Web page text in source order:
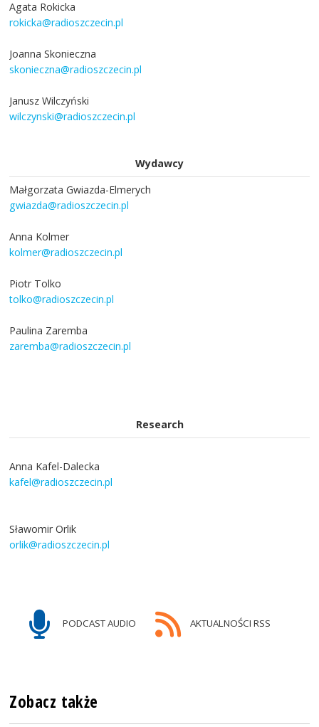
Agata Rokicka
rokicka@radioszczecin.pl
Joanna Skonieczna
skonieczna@radioszczecin.pl
Janusz Wilczyński
wilczynski@radioszczecin.pl
Wydawcy
Małgorzata Gwiazda-Elmerych
gwiazda@radioszczecin.pl
Anna Kolmer
kolmer@radioszczecin.pl
Piotr Tolko
tolko@radioszczecin.pl
Paulina Zaremba
zaremba@radioszczecin.pl
Research
Anna Kafel-Dalecka
kafel@radioszczecin.pl
Sławomir Orlik
orlik@radioszczecin.pl
PODCAST AUDIO AKTUALNOŚCI RSS
Zobacz także